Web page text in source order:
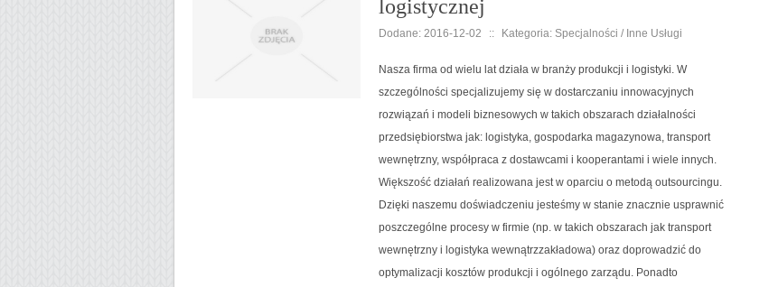
logistycznej
Dodane: 2016-12-02 :: Kategoria: Specjalności / Inne Usługi
Nasza firma od wielu lat działa w branży produkcji i logistyki. W
szczególności specjalizujemy się w dostarczaniu innowacyjnych
rozwiązań i modeli biznesowych w takich obszarach działalności
przedsiębiorstwa jak: logistyka, gospodarka magazynowa, transport
wewnętrzny, współpraca z dostawcami i kooperantami i wiele innych.
Większość działań realizowana jest w oparciu o metodą outsourcingu.
Dzięki naszemu doświadczeniu jesteśmy w stanie znacznie usprawnić
poszczególne procesy w firmie (np. w takich obszarach jak transport
wewnętrzny i logistyka wewnątrzzakładowa) oraz doprowadzić do
optymalizacji kosztów produkcji i ogólnego zarządu. Ponadto